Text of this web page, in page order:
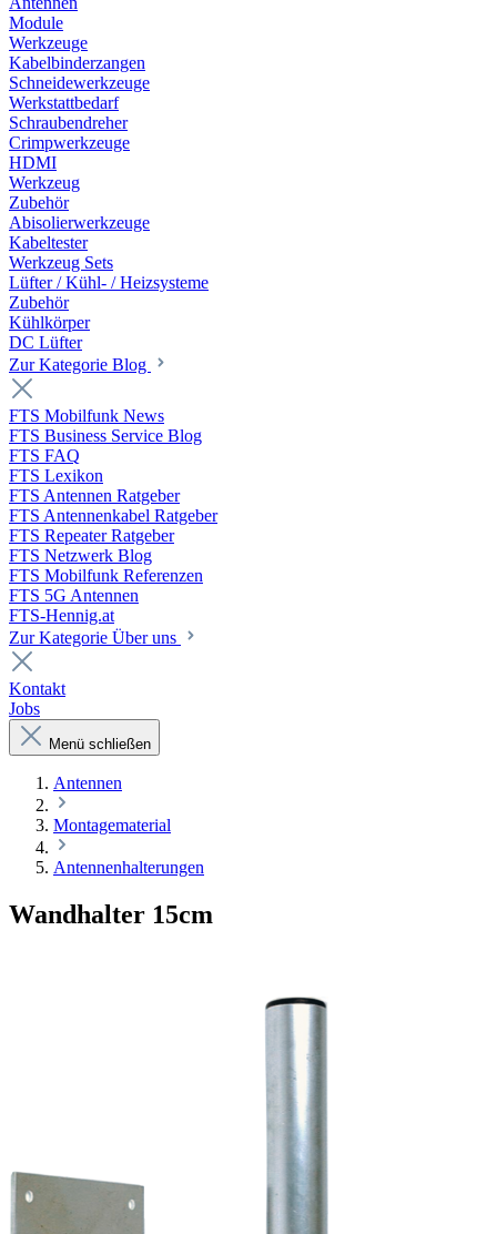
Module
Werkzeuge
Kabelbinderzangen
Schneidewerkzeuge
Werkstattbedarf
Schraubendreher
Crimpwerkzeuge
HDMI
Werkzeug
Zubehör
Abisolierwerkzeuge
Kabeltester
Werkzeug Sets
Lüfter / Kühl- / Heizsysteme
Zubehör
Kühlkörper
DC Lüfter
Zur Kategorie Blog
FTS Mobilfunk News
FTS Business Service Blog
FTS FAQ
FTS Lexikon
FTS Antennen Ratgeber
FTS Antennenkabel Ratgeber
FTS Repeater Ratgeber
FTS Netzwerk Blog
FTS Mobilfunk Referenzen
FTS 5G Antennen
FTS-Hennig.at
Zur Kategorie Über uns
Kontakt
Jobs
Menü schließen
Antennen
Montagematerial
Antennenhalterungen
Wandhalter 15cm